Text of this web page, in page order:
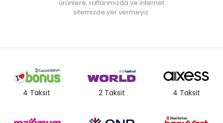
ürünlere, raflarımızda ve internet
sitemizde yer vermeyiz.
4 Taksit 2 Taksit 4 Taksit